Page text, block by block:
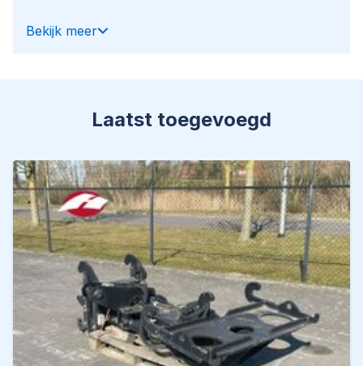
Web: www.hulleman.com
D.P.A. Weeversstraat 2
8316 GG Marknesse – Holland
Bekijk meer
Laatst toegevoegd